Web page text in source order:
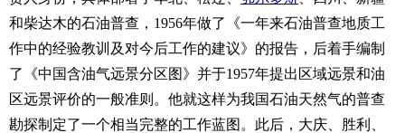
和柴达木的石油普查，1956年做了《一年来石油普查地质工
作中的经验教训及对今后工作的建议》的报告，后着手编制
了《中国含油气远景分区图》并于1957年提出区域远景和油
区远景评价的一般准则。他就这样为我国石油天然气的普查
勘探制定了一个相当完整的工作蓝图。此后，大庆、胜利、